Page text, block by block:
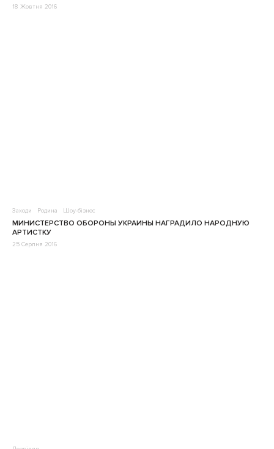
18 Жовтня 2016
Заходи Родина Шоу-бізнес
МИНИСТЕРСТВО ОБОРОНЫ УКРАИНЫ НАГРАДИЛО НАРОДНУЮ
АРТИСТКУ
25 Серпня 2016